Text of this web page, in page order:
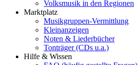
Volksmusik in den Regionen
Marktplatz
Musikgruppen-Vermittlung
Kleinanzeigen
Noten & Liederbücher
Tonträger (CDs u.a.)
Hilfe & Wissen